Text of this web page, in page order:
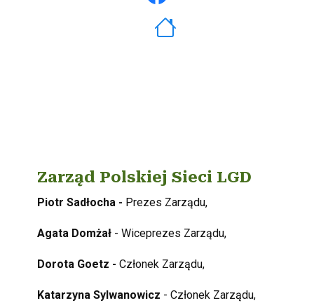
Zarząd Polskiej Sieci LGD
Piotr Sadłocha - Prezes Zarządu,
Agata Domżał - Wiceprezes Zarządu,
Dorota Goetz -Członek Zarządu,
Katarzyna Sylwanowicz - Członek Zarządu,